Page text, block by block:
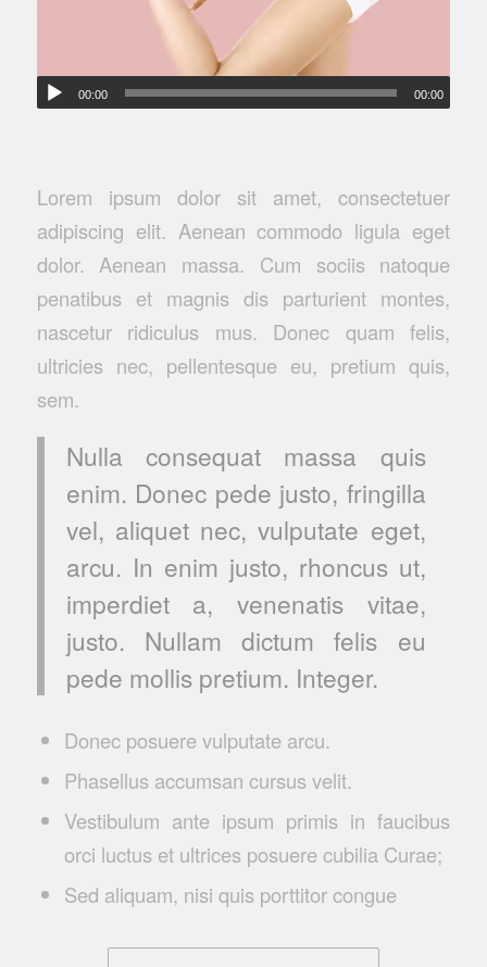
00:00 00:00
Lorem ipsum dolor sit amet, consectetuer
adipiscing elit. Aenean commodo ligula eget
dolor. Aenean massa. Cum sociis natoque
penatibus et magnis dis parturient montes,
nascetur ridiculus mus. Donec quam felis,
ultricies nec, pellentesque eu, pretium quis,
sem.
Nulla consequat massa quis
enim. Donec pede justo, fringilla
vel, aliquet nec, vulputate eget,
arcu. In enim justo, rhoncus ut,
imperdiet a, venenatis vitae,
justo. Nullam dictum felis eu
pede mollis pretium. Integer.
Donec posuere vulputate arcu.
Phasellus accumsan cursus velit.
Vestibulum ante ipsum primis in faucibus
orci luctus et ultrices posuere cubilia Curae;
Sed aliquam, nisi quis porttitor congue